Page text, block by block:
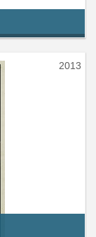
2013